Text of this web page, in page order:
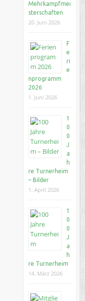
Mehrkampfmei
sterschaften
20. Juni 2026
F
e
ri
e
nprogramm
2026
1. Juni 2026
1
0
0
J
a
h
re Turnerheim
– Bilder
1. April 2026
1
0
0
J
a
h
re Turnerheim
14. März 2026